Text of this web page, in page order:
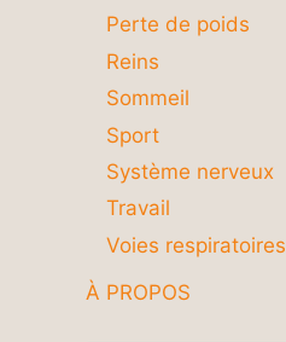
Perte de poids
Reins
Sommeil
Sport
Système nerveux
Travail
Voies respiratoires
À PROPOS